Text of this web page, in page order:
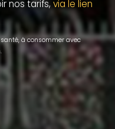
nos tarifs, via le lien
à consommer avec